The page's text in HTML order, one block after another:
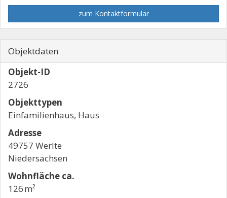
zum Kontaktformular
Objektdaten
Objekt-ID
2726
Objekttypen
Einfamilienhaus, Haus
Adresse
49757 Werlte
Niedersachsen
Wohnfläche ca.
126 m²